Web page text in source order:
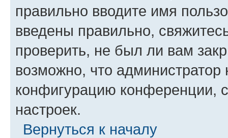
правильно вводите имя
введены правильно,
проверить, не был ли вам
возможно, что администратор
конфигурацию конференции,
настроек.
Вернуться к началу